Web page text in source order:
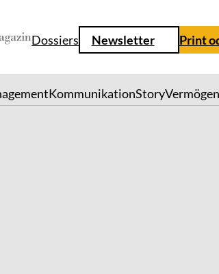
Dossiers Newsletter Print
KommunikationStoryVermögen